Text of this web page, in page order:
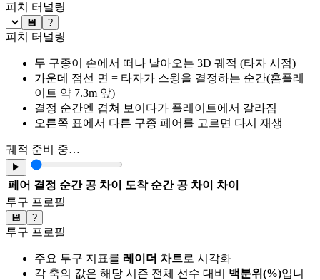
피치 터널링
💾 ?
피치 터널링
두 구종이 손에서 떠나 날아오는 3D 궤적 (타자 시점)
가운데 점선 면 = 타자가 스윙을 결정하는 순간(홈플레
이트 약 7.3m 앞)
결정 순간엔 겹쳐 보이다가 플레이트에서 갈라짐
오른쪽 표에서 다른 구종 페어를 고르면 다시 재생
궤적 준비 중…
▶
페어 결정 순간 공 차이 도착 순간 공 차이
차이
투구 프로필
💾 ?
투구 프로필
주요 투구 지표를 레이더 차트로 시각화
각 축의 값은 해당 시즌 전체 선수 대비 백분위(%)입니